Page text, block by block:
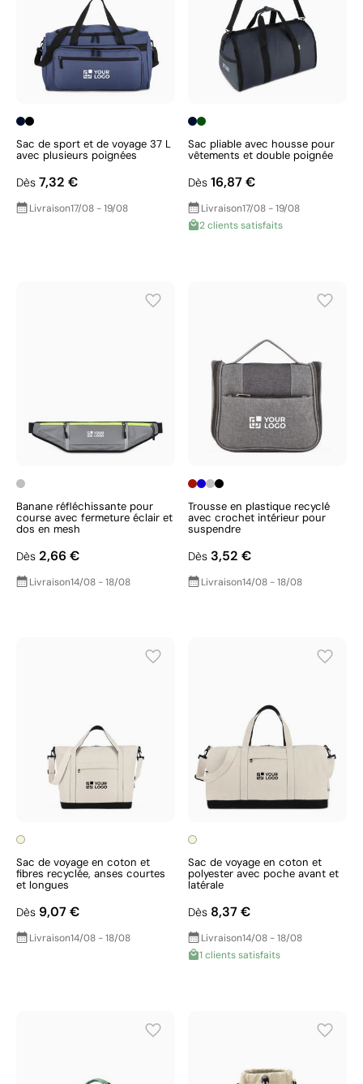
Sac de sport et de voyage 37 L
avec plusieurs poignées
Dès 7,32 €
Livraison17/08 - 19/08
Sac pliable avec housse pour
vêtements et double poignée
Dès 16,87 €
Livraison17/08 - 19/08
2 clients satisfaits
Banane réfléchissante pour
course avec fermeture éclair et
dos en mesh
Dès 2,66 €
Livraison14/08 - 18/08
Trousse en plastique recyclé
avec crochet intérieur pour
suspendre
Dès 3,52 €
Livraison14/08 - 18/08
Sac de voyage en coton et
fibres recyclée, anses courtes
et longues
Dès 9,07 €
Livraison14/08 - 18/08
Sac de voyage en coton et
polyester avec poche avant et
latérale
Dès 8,37 €
Livraison14/08 - 18/08
1 clients satisfaits